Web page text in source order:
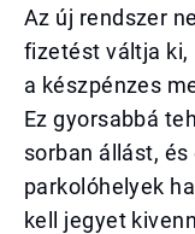
Az új rendszer
fizetést váltja ki,
a készpénzes
Ez gyorsabbá
sorban állást,
parkolóhelyek
kell jegyet